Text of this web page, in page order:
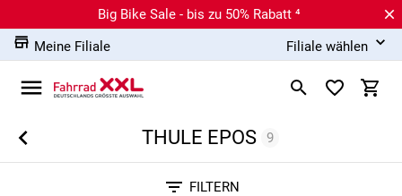
Big Bike Sale - bis zu 50% Rabatt ⁴
Meine Filiale
Filiale wählen
THULE EPOS 9
FILTERN